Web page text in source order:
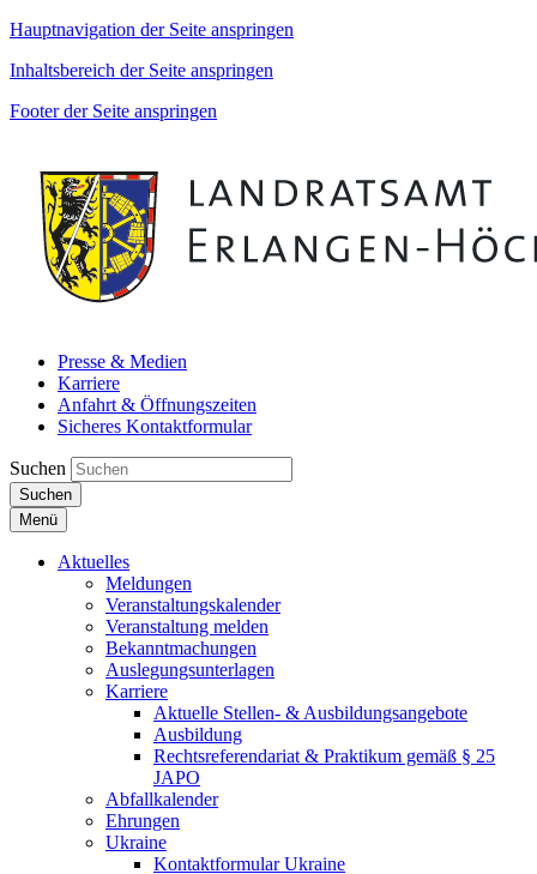
Hauptnavigation der Seite anspringen
Inhaltsbereich der Seite anspringen
Footer der Seite anspringen
Presse & Medien
Karriere
Anfahrt & Öffnungszeiten
Sicheres Kontaktformular
Suchen
Suchen
Menü
Aktuelles
Meldungen
Veranstaltungskalender
Veranstaltung melden
Bekanntmachungen
Auslegungsunterlagen
Karriere
Aktuelle Stellen- & Ausbildungsangebote
Ausbildung
Rechtsreferendariat & Praktikum gemäß § 25
JAPO
Abfallkalender
Ehrungen
Ukraine
Kontaktformular Ukraine